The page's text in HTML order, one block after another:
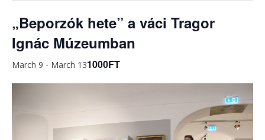
„Beporzók hete” a váci Tragor
Ignác Múzeumban
March 9 - March 131000FT